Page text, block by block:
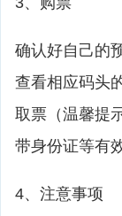
确认好自己的
查看相应码头
取票（温馨提
带身份证等有
4、注意事项